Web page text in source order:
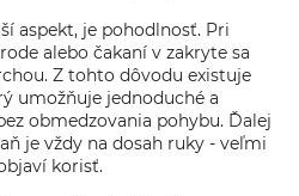
aspekt, je pohodlnosť. Pri
alebo čakaní v zakryte sa
Z tohto dôvodu existuje
umožňuje jednoduché a
obmedzovania pohybu. Ďalej
je vždy na dosah ruky - veľmi
korisť.